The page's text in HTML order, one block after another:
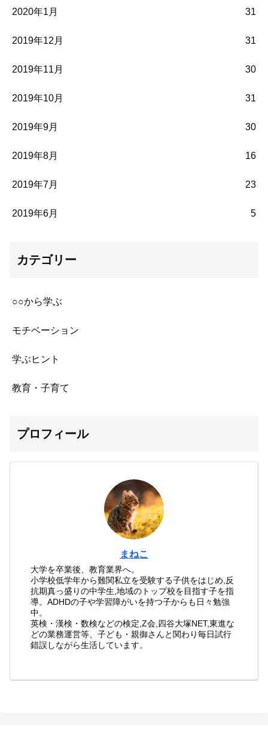
2020年1月 31
2019年12月 31
2019年11月 30
2019年10月 31
2019年9月 30
2019年8月 16
2019年7月 23
2019年6月 5
カテゴリー
○○から学ぶ
モチベーション
学ぶヒント
教育・子育て
プロフィール
まねこ
大学を卒業後、教育業界へ。
小学校低学年から難関私立を受験する子供をはじめ,反
抗期真っ盛りの中学生,地域のトップ校を目指す子を指
導。ADHDの子や学習障がいを持つ子からも日々勉強
中。
英検・漢検・数検などの検定,Z会,四谷大塚NET,東進な
どの業務運営等、子ども・親御さんと関わり毎日試行
錯誤しながら生活しています。